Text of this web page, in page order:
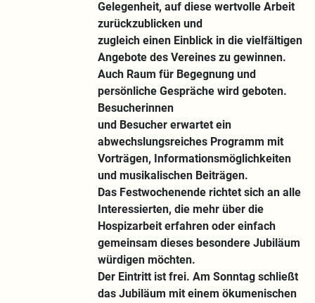
Gelegenheit, auf diese wertvolle Arbeit
zurückzublicken und
zugleich einen Einblick in die vielfältigen
Angebote des Vereines zu gewinnen.
Auch Raum für Begegnung und
persönliche Gespräche wird geboten.
Besucherinnen
und Besucher erwartet ein
abwechslungsreiches Programm mit
Vorträgen, Informationsmöglichkeiten
und musikalischen Beiträgen.
Das Festwochenende richtet sich an alle
Interessierten, die mehr über die
Hospizarbeit erfahren oder einfach
gemeinsam dieses besondere Jubiläum
würdigen möchten.
Der Eintritt ist frei. Am Sonntag schließt
das Jubiläum mit einem ökumenischen